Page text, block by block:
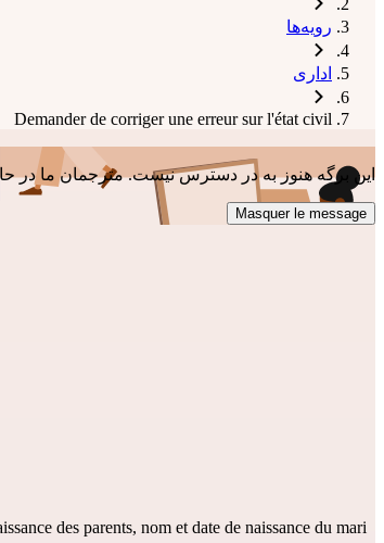
رویه‌ها
اداری
Demander de corriger une erreur sur l'état civil
این برگه هنوز به در دسترس نیست. مترجمان ما در
Masquer le message
des parents, nom et date de naissance du mari